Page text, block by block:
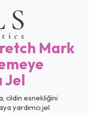
Mark
Jel
cildin esnekliğini
yardımcı jel